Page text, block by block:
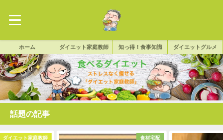
ホーム ダイエット家庭教師 知っ得！食事知識 ダイエットグルメ
話題の記事
ダイエット家庭教師 食材宅配